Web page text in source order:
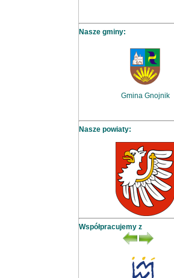
Nasze gminy:
Gmina Gnojnik
Nasze powiaty:
Współpracujemy z